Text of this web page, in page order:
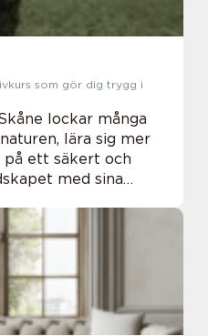
lockar många
lära sig mer
på ett säkert och
med sina
och goda